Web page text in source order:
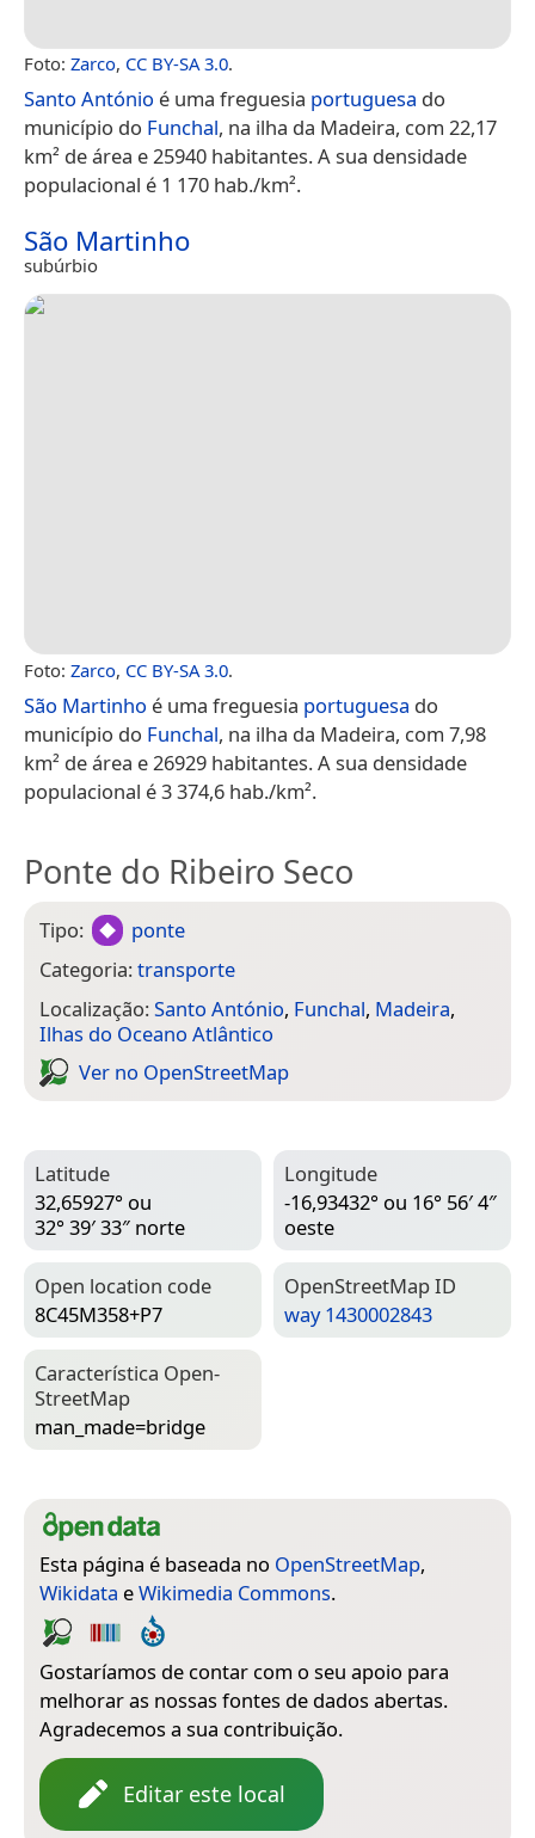
Foto: Zarco, CC BY-SA 3.0.
Santo António é uma freguesia portuguesa do
município do Funchal, na ilha da Madeira, com 22,17
km² de área e 25940 habitantes. A sua densidade
populacional é 1 170 hab./km².
São Martinho
subúrbio
Foto: Zarco, CC BY-SA 3.0.
São Martinho é uma freguesia portuguesa do
município do Funchal, na ilha da Madeira, com 7,98
km² de área e 26929 habitantes. A sua densidade
populacional é 3 374,6 hab./km².
Ponte do Ribeiro Seco
Tipo:
ponte
Categoria:transporte
Localização:Santo António, Funchal, Madeira,
Ilhas do Oceano Atlântico
Ver no Open­Street­Map
Latitude
32,65927° ou
32° 39′ 33″ norte
Longitude
-16,93432° ou 16° 56′ 4″
oeste
Open location code
8C45M358+P7
Open­Street­Map ID
way 1430002843
Característica Open­
Street­Map
man_made=­bridge
Esta página é baseada no OpenStreetMap,
Wikidata eWikimedia Commons.
Gostaríamos de contar com o seu apoio para
melhorar as nossas fontes de dados abertas.
Agradecemos a sua contribuição.
Editar este local